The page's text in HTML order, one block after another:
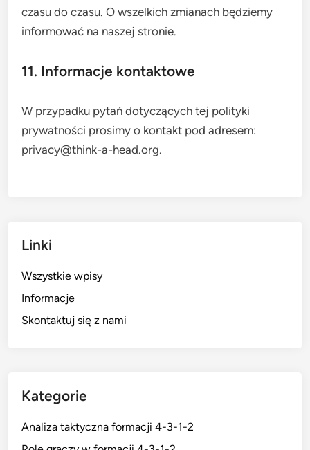
czasu do czasu. O wszelkich zmianach będziemy
informować na naszej stronie.
11. Informacje kontaktowe
W przypadku pytań dotyczących tej polityki
prywatności prosimy o kontakt pod adresem:
privacy@think-a-head.org.
Linki
Wszystkie wpisy
Informacje
Skontaktuj się z nami
Kategorie
Analiza taktyczna formacji 4-3-1-2